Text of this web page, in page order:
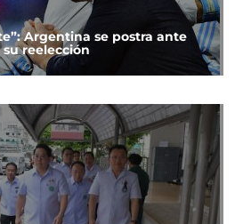
Argentina se postra ante
reelección